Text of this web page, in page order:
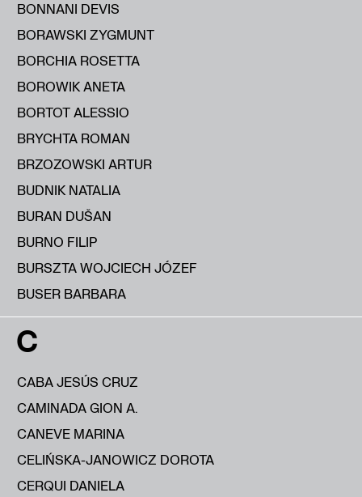
BONNANI DEVIS
BORAWSKI ZYGMUNT
BORCHIA ROSETTA
BOROWIK ANETA
BORTOT ALESSIO
BRYCHTA ROMAN
BRZOZOWSKI ARTUR
BUDNIK NATALIA
BURAN DUŠAN
BURNO FILIP
BURSZTA WOJCIECH JÓZEF
BUSER BARBARA
C
CABA JESÚS CRUZ
CAMINADA GION A.
CANEVE MARINA
CELIŃSKA-JANOWICZ DOROTA
CERQUI DANIELA